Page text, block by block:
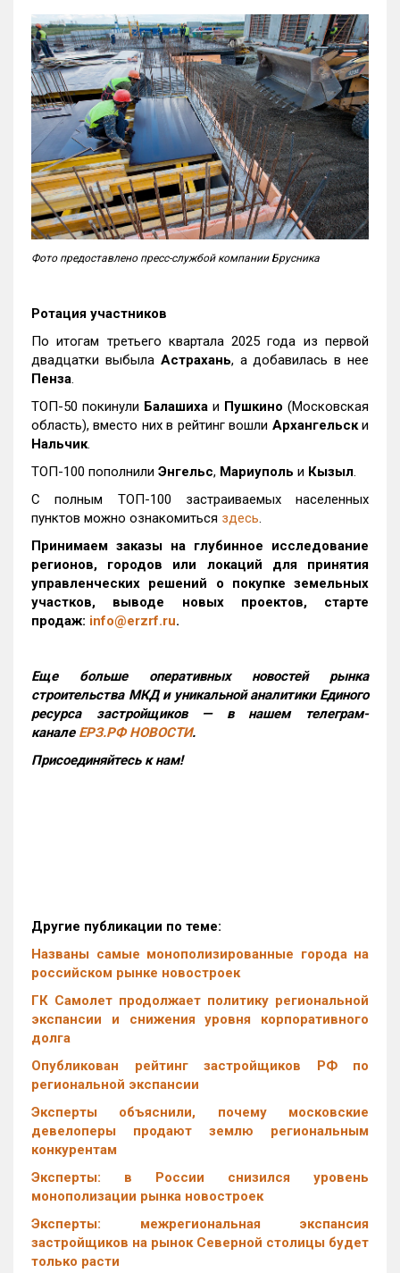
Фото предоставлено пресс-службой компании Брусника
Ротация участников
По итогам третьего квартала 2025 года из первой
двадцатки выбыла Астрахань, а добавилась в нее
Пенза.
ТОП-50 покинули Балашиха и Пушкино (Московская
область), вместо них в рейтинг вошли Архангельски
Нальчик.
ТОП-100 пополнили Энгельс, Мариуполь и Кызыл.
С полным ТОП-100 застраиваемых населенных
пунктов можно ознакомиться здесь.
Принимаем заказы на глубинное исследование
регионов, городов или локаций для принятия
управленческих решений о покупке земельных
участков, выводе новых проектов, старте
продаж: info@erzrf.ru.
Еще больше оперативных новостей рынка
строительства МКД и уникальной аналитики Единого
ресурса застройщиков — в нашем телеграм-
канале ЕРЗ.РФ НОВОСТИ.
Присоединяйтесь к нам!
Другие публикации по теме:
Названы самые монополизированные города на
российском рынке новостроек
ГК Самолет продолжает политику региональной
экспансии и снижения уровня корпоративного
долга
Опубликован рейтинг застройщиков РФ по
региональной экспансии
Эксперты объяснили, почему московские
девелоперы продают землю региональным
конкурентам
Эксперты: в России снизился уровень
монополизации рынка новостроек
Эксперты: межрегиональная экспансия
застройщиков на рынок Северной столицы будет
только расти